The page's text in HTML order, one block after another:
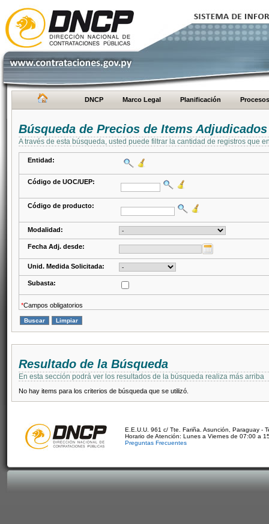
DNCP Marco Legal Planificación Procesos
Búsqueda de Precios de Items Adjudicados
A través de esta búsqueda, usted puede filtrar la cantidad de registros que
Entidad:
Código de UOC/UEP:
Código de producto:
Modalidad:
Fecha Adj. desde:
Unid. Medida Solicitada:
Subasta:
*Campos obligatorios
Resultado de la Búsqueda
En esta sección podrá ver los resultados de la búsqueda realiza más arriba
No hay items para los criterios de búsqueda que se utilizó.
E.E.U.U. 961 c/ Tte. Fariña. Asunción, Paraguay -
Horario de Atención: Lunes a Viernes de 07:00 a
Preguntas Frecuentes